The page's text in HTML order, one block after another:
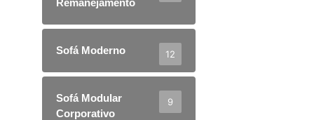
Remanejamento
Sofá Moderno 12
Sofá Modular
Corporativo
9